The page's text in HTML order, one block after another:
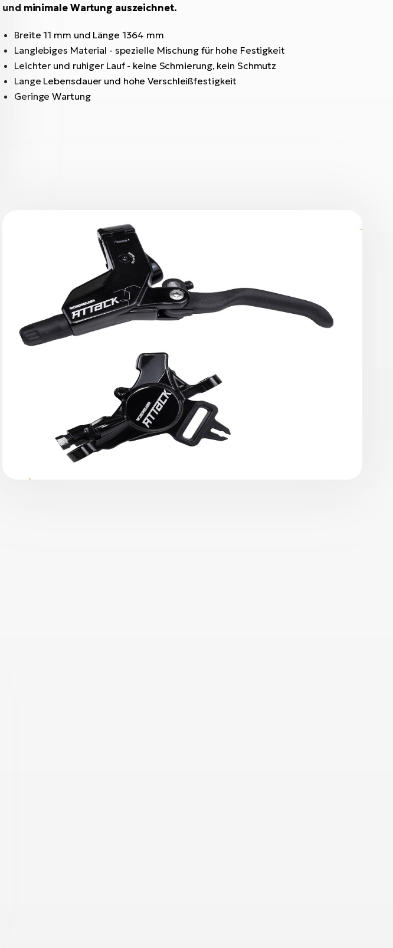
und minimale Wartung auszeichnet.
Breite 11 mm und Länge 1364 mm
Langlebiges Material - spezielle Mischung für hohe Festigkeit
Leichter und ruhiger Lauf - keine Schmierung, kein Schmutz
Lange Lebensdauer und hohe Verschleißfestigkeit
Geringe Wartung